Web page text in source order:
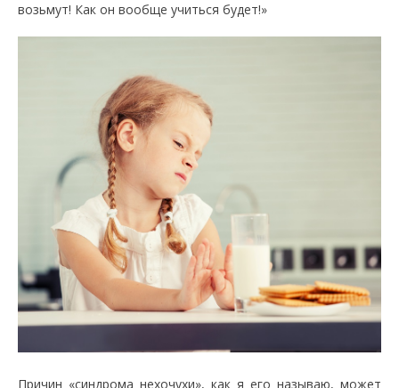
возьмут! Как он вообще учиться будет!»
Причин «синдрома нехочухи», как я его называю, может